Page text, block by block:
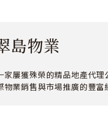
島物業
家屢獲殊榮的精品地產代理
物業銷售與市場推廣的豐富